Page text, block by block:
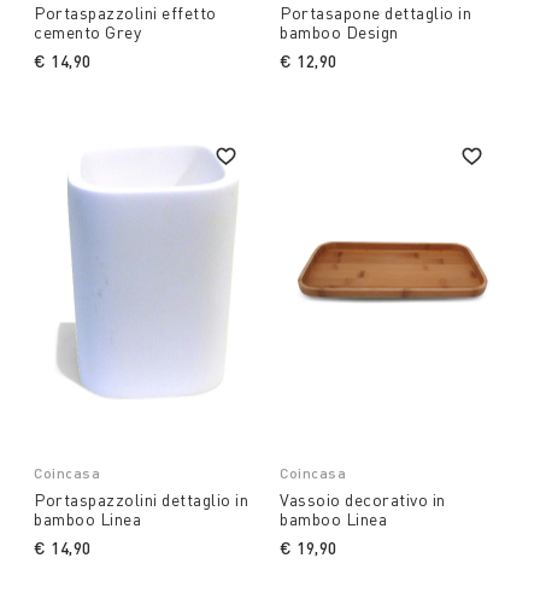
Portaspazzolini effetto
cemento Grey
€ 14,90
Portasapone dettaglio in
bamboo Design
€ 12,90
Coincasa
Portaspazzolini dettaglio in
bamboo Linea
€ 14,90
Coincasa
Vassoio decorativo in
bamboo Linea
€ 19,90